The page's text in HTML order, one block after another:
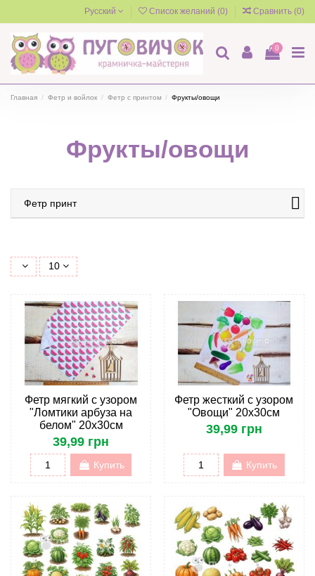
Русский Список желаний (0) Сравнить (0)
0
Главная Фетр и войлок Фетр с принтом Фрукты/овощи
Фрукты/овощи
10
Фетр мягкий с узором
"Ломтики арбуза на
белом" 20х30см
39,99 грн
Купить
Фетр жесткий с узором
"Овощи" 20х30см
39,99 грн
Купить
Фетр принт